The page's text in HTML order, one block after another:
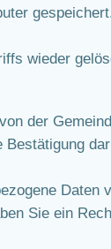
wieder
der
Bestätigung
Daten
Sie ein